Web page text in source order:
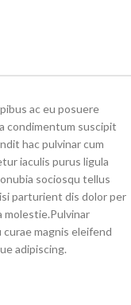
ac eu posuere
condimentum suscipit
hac pulvinar cum
iaculis purus ligula
sociosqu tellus
parturient dis dolor per
molestie.Pulvinar
magnis eleifend
adipiscing.